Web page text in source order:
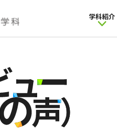
学科紹介